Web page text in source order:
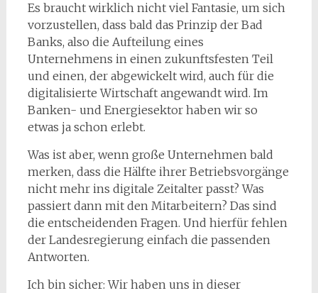
Es braucht wirklich nicht viel Fantasie, um sich
vorzustellen, dass bald das Prinzip der Bad
Banks, also die Aufteilung eines
Unternehmens in einen zukunftsfesten Teil
und einen, der abgewickelt wird, auch für die
digitalisierte Wirtschaft angewandt wird. Im
Banken- und Energiesektor haben wir so
etwas ja schon erlebt.
Was ist aber, wenn große Unternehmen bald
merken, dass die Hälfte ihrer Betriebsvorgänge
nicht mehr ins digitale Zeitalter passt? Was
passiert dann mit den Mitarbeitern? Das sind
die entscheidenden Fragen. Und hierfür fehlen
der Landesregierung einfach die passenden
Antworten.
Ich bin sicher: Wir haben uns in dieser